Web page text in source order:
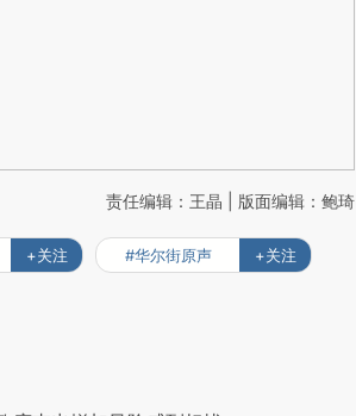
责任编辑：王晶 | 版面编辑：鲍琦
+关注 #华尔街原声 +关注